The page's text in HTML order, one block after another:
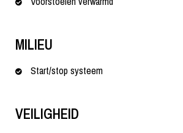
MILIEU
Start/stop systeem
VEILIGHEID